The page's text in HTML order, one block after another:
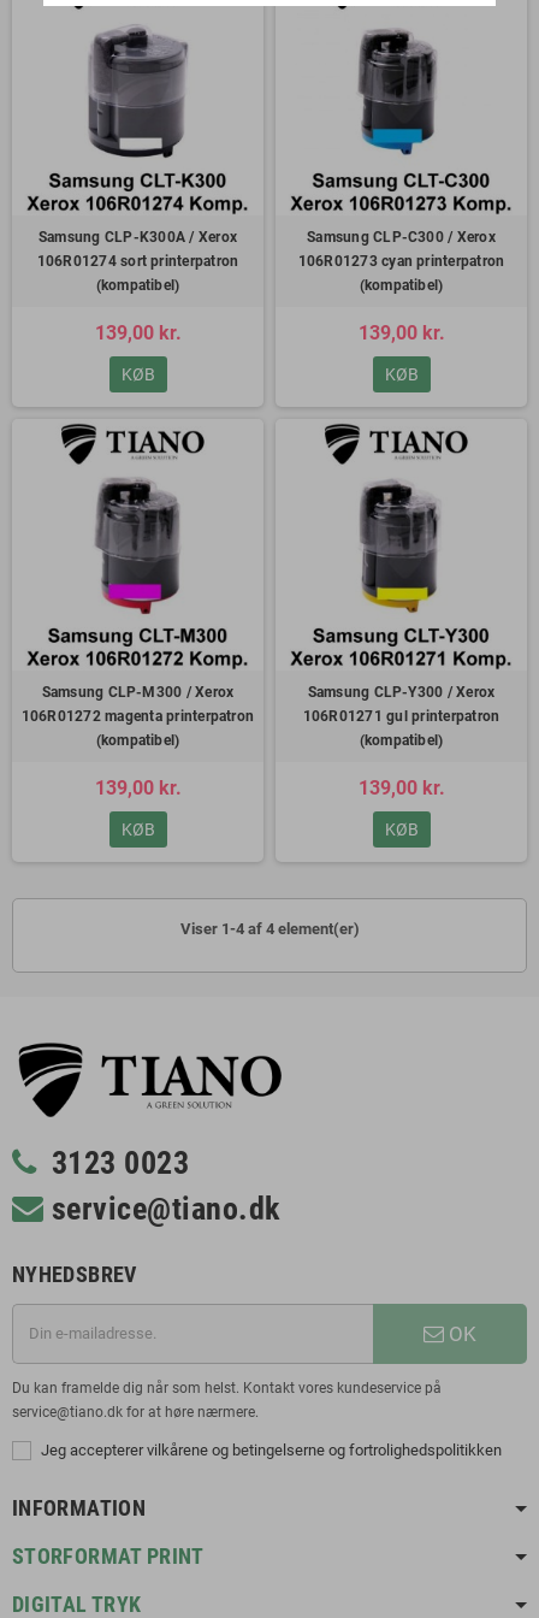
Samsung CLP-K300A / Xerox
106R01274 sort printerpatron
(kompatibel)
139,00 kr.
KØB
Samsung CLP-C300 / Xerox
106R01273 cyan printerpatron
(kompatibel)
139,00 kr.
KØB
Samsung CLP-M300 / Xerox
106R01272 magenta printerpatron
(kompatibel)
139,00 kr.
KØB
Samsung CLP-Y300 / Xerox
106R01271 gul printerpatron
(kompatibel)
139,00 kr.
KØB
Viser 1-4 af 4 element(er)
3123 0023
service@tiano.dk
NYHEDSBREV
OK
Du kan framelde dig når som helst. Kontakt vores kundeservice på
service@tiano.dk for at høre nærmere.
Jeg accepterer vilkårene og betingelserne og fortrolighedspolitikken
INFORMATION
STORFORMAT PRINT
DIGITAL TRYK